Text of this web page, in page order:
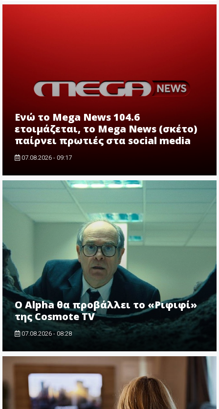
Ενώ το Mega News 104.6
ετοιμάζεται, το Mega News (σκέτο)
παίρνει πρωτιές στα social media
07.08.2026 - 09:17
Ο Alpha θα προβάλλει το «Ριφιφί»
της Cosmote TV
07.08.2026 - 08:28